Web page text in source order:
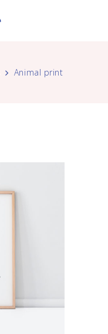
Animal print